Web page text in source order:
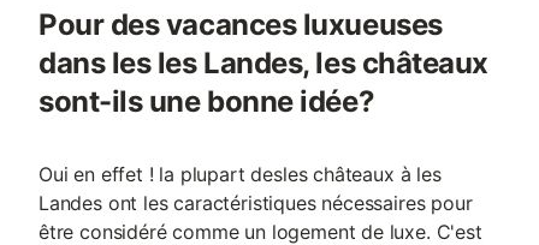
Pour des vacances luxueuses
dans les les Landes, les châteaux
sont-ils une bonne idée?
Oui en effet ! la plupart desles châteaux à les
Landes ont les caractéristiques nécessaires pour
être considéré comme un logement de luxe. C'est